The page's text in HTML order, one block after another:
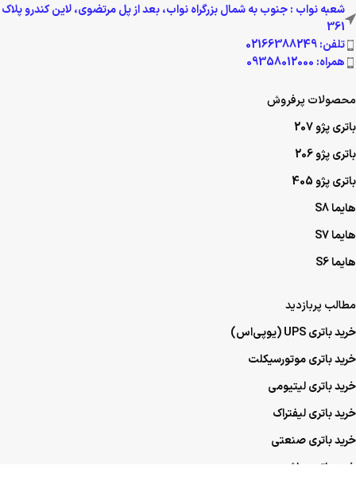
شعبه نواب : جنوب به شمال بزرگراه نواب، بعد از پل مرتضوی، لاین کندرو پلاک
361
تلفن: 02166388249
همراه: 09358012000
محصولات پرفروش
باتری پژو 207
باتری پژو 206
باتری پژو 405
هایما S8
هایما S7
هایما S6
مطالب پربازدید
خرید باتری UPS (یو‌پی‌اس)
خرید باتری موتورسیکلت
خرید باتری لیتیومی
خرید باتری لیفتراک
خرید باتری صنعتی
خرید باتری ماشین